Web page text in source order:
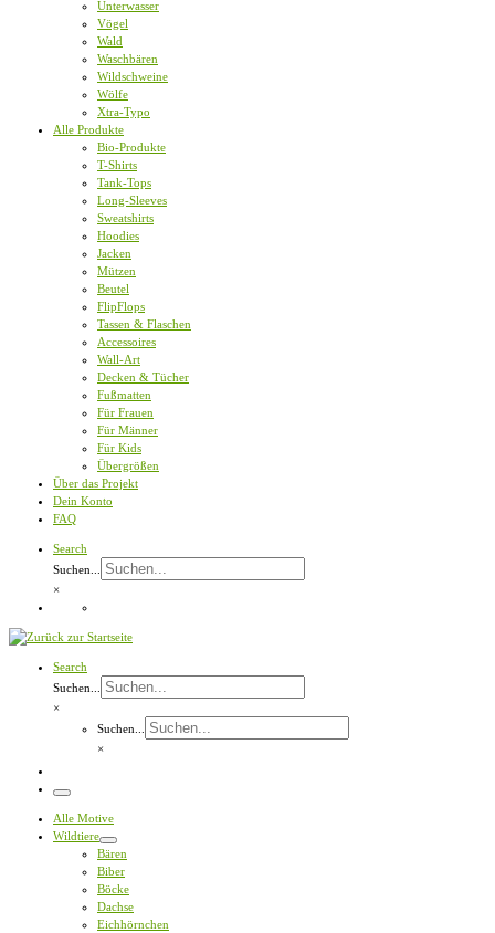
Unterwasser
Vögel
Wald
Waschbären
Wildschweine
Wölfe
Xtra-Typo
Alle Produkte
Bio-Produkte
T-Shirts
Tank-Tops
Long-Sleeves
Sweatshirts
Hoodies
Jacken
Mützen
Beutel
FlipFlops
Tassen & Flaschen
Accessoires
Wall-Art
Decken & Tücher
Fußmatten
Für Frauen
Für Männer
Für Kids
Übergrößen
Über das Projekt
Dein Konto
FAQ
Search
Suchen...
×
Search
Suchen...
×
Suchen...
×
Menü
Alle Motive
Wildtiere
Bären
Biber
Böcke
Dachse
Eichhörnchen